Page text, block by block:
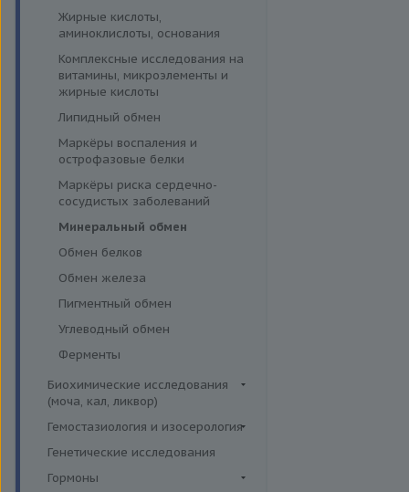
Лекарственные аллергены IgE,
IgG
Прочие аллергены IgE, IgG
иммуноглобулинов класса Е
Прогнозирование
эффективности АСИТ
Симптомные профили
Скрининговые исследования
Жирные кислоты,
аминоклислоты, основания
Комплексные исследования на
витамины, микроэлементы и
жирные кислоты
Липидный обмен
Маркёры воспаления и
острофазовые белки
Маркёры риска сердечно-
сосудистых заболеваний
Минеральный обмен
Обмен белков
Обмен железа
Пигментный обмен
Углеводный обмен
Ферменты
Биохимические исследования
(моча, кал, ликвор)
Ликвор
Гемостазиология и изосерология
Гемостазиология
Иммуногематология
Генетические исследования
Гормоны